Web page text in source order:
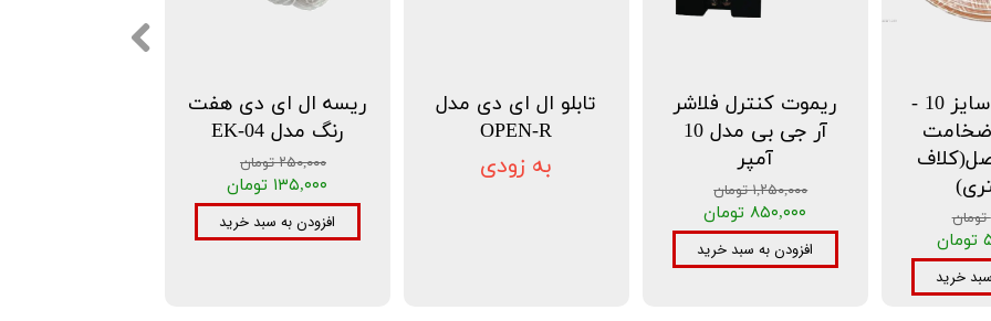
ریسه ال ای دی هفت
رنگ مدل EK-04
۲۵۰,۰۰۰ تومان
۱۳۵,۰۰۰ تومان
افزودن به سبد خرید
تابلو ال ای دی مدل
OPEN-R
به زودی
ریموت کنترل فلاشر
آر جی بی مدل 10
آمپر
۱,۲۵۰,۰۰۰ تومان
۸۵۰,۰۰۰ تومان
افزودن به سبد خرید
لوله مسی سایز 10 -
ضخامت
خرید